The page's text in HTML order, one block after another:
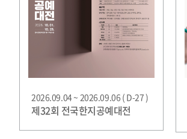
2026.09.04 ~ 2026.09.06 ( D-27 )
제32회 전국한지공예대전